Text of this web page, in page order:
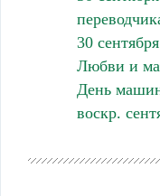
30
Любви и
День
воскр.